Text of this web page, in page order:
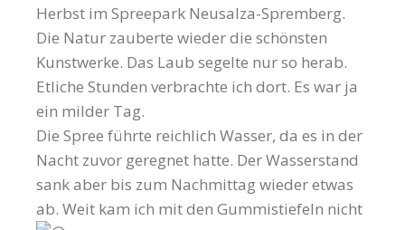
Herbst im Spreepark Neusalza-Spremberg.
Die Natur zauberte wieder die schönsten
Kunstwerke. Das Laub segelte nur so herab.
Etliche Stunden verbrachte ich dort. Es war ja
ein milder Tag.
Die Spree führte reichlich Wasser, da es in der
Nacht zuvor geregnet hatte. Der Wasserstand
sank aber bis zum Nachmittag wieder etwas
ab. Weit kam ich mit den Gummistiefeln nicht